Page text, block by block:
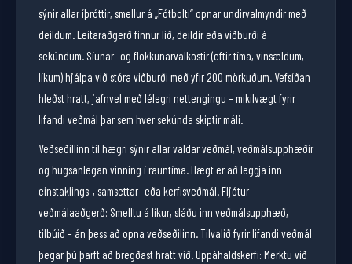
sýnir allar íþróttir, smellur á „Fótbolti“ opnar undirvalmyndir með
deildum. Leitaraðgerð finnur lið, deildir eða viðburði á
sekúndum. Síunar- og flokkunarvalkostir (eftir tíma, vinsældum,
líkum) hjálpa við stóra viðburði með yfir 200 mörkuðum. Vefsíðan
hleðst hratt, jafnvel með lélegri nettengingu – mikilvægt fyrir
lifandi veðmál þar sem hver sekúnda skiptir máli.
Veðseðillinn til hægri sýnir allar valdar veðmál, veðmálsupphæðir
og hugsanlegan vinning í rauntíma. Hægt er að leggja inn
einstaklings-, samsettar- eða kerfisveðmál. Fljótur
veðmálaaðgerð: Smelltu á líkur, sláðu inn veðmálsupphæð,
tilbúið – án þess að opna veðseðilinn. Tilvalið fyrir lifandi veðmál
þegar þú þarft að bregðast hratt við. Uppáhaldskerfi: Merktu við